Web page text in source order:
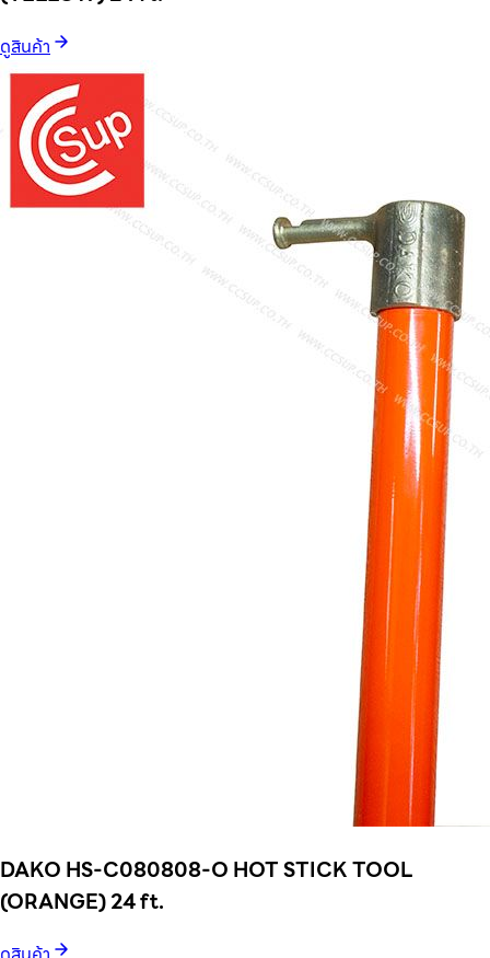
ดูสินค้า
DAKO HS-C080808-O HOT STICK TOOL
(ORANGE) 24 ft.